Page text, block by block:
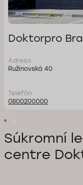
Doktorpro
Adresa
Ružinovská 40
Telefón
0800200000
Súkromní
centre